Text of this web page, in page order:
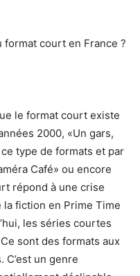
format court en France ?
le format court existe
2000, «Un gars,
type de formats et par
Café» ou encore
répond à une crise
la fiction en Prime Time
les séries courtes
sont des formats aux
un genre